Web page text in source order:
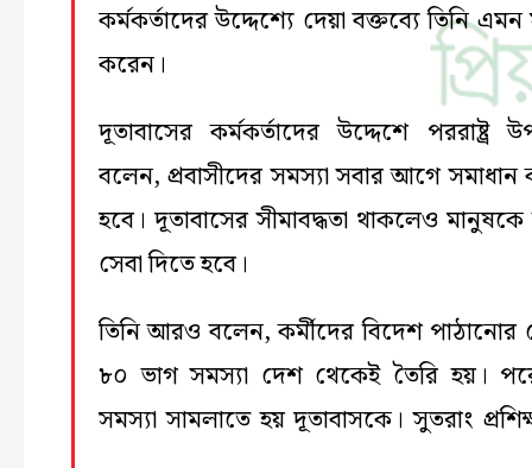
কর্মকর্তাদের উদ্দেশ্যে দেয়া বক্তব্যে তিনি এমন
করেন।
দূতাবাসের কর্মকর্তাদের উদ্দেশে পররাষ্ট্র
বলেন, প্রবাসীদের সমস্যা সবার আগে
হবে। দূতাবাসের সীমাবদ্ধতা থাকলেও
সেবা দিতে হবে।
তিনি আরও বলেন, কর্মীদের বিদেশ পাঠানোর
৮০ ভাগ সমস্যা দেশ থেকেই তৈরি হয়।
সমস্যা সামলাতে হয় দূতাবাসকে। সুতরাং